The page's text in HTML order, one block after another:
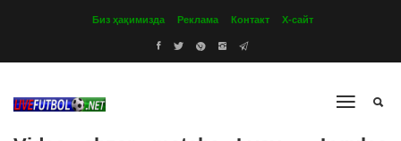
Биз ҳақимизда Реклама Контакт Х-сайт